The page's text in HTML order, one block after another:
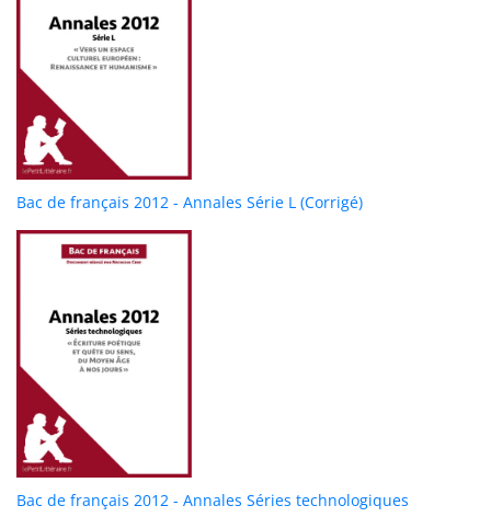
Bac de français 2012 - Annales Série L (Corrigé)
Bac de français 2012 - Annales Séries technologiques